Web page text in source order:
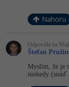
SEO
Pro
Nahoru
Odpovídá na
Štefan
Myslím, že je
niekedy